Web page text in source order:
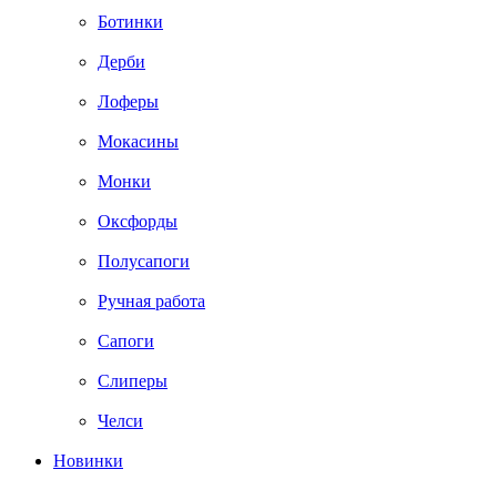
Ботинки
Дерби
Лоферы
Мокасины
Монки
Оксфорды
Полусапоги
Ручная работа
Сапоги
Слиперы
Челси
Новинки